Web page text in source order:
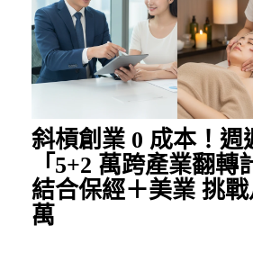
斜槓創業 0 成本！週
「5+2 萬跨產業翻轉
結合保經＋美業 挑
萬